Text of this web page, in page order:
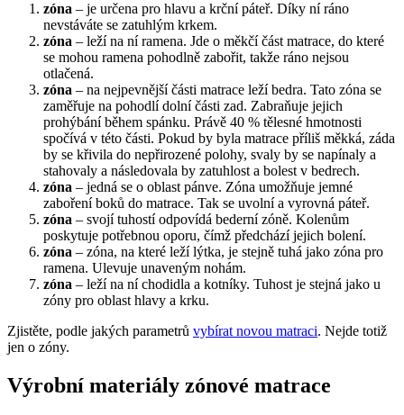
zóna – je určena pro hlavu a krční páteř. Díky ní ráno
nevstáváte se zatuhlým krkem.
zóna – leží na ní ramena. Jde o měkčí část matrace, do které
se mohou ramena pohodlně zabořit, takže ráno nejsou
otlačená.
zóna – na nejpevnější části matrace leží bedra. Tato zóna se
zaměřuje na pohodlí dolní části zad. Zabraňuje jejich
prohýbání během spánku. Právě 40 % tělesné hmotnosti
spočívá v této části. Pokud by byla matrace příliš měkká, záda
by se křivila do nepřirozené polohy, svaly by se napínaly a
stahovaly a následovala by zatuhlost a bolest v bedrech.
zóna – jedná se o oblast pánve. Zóna umožňuje jemné
zaboření boků do matrace. Tak se uvolní a vyrovná páteř.
zóna – svojí tuhostí odpovídá bederní zóně. Kolenům
poskytuje potřebnou oporu, čímž předchází jejich bolení.
zóna – zóna, na které leží lýtka, je stejně tuhá jako zóna pro
ramena. Ulevuje unaveným nohám.
zóna – leží na ní chodidla a kotníky. Tuhost je stejná jako u
zóny pro oblast hlavy a krku.
Zjistěte, podle jakých parametrů vybírat novou matraci. Nejde totiž
jen o zóny.
Výrobní materiály zónové matrace